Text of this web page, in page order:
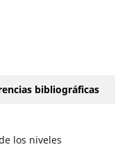
bibliográficas
los niveles